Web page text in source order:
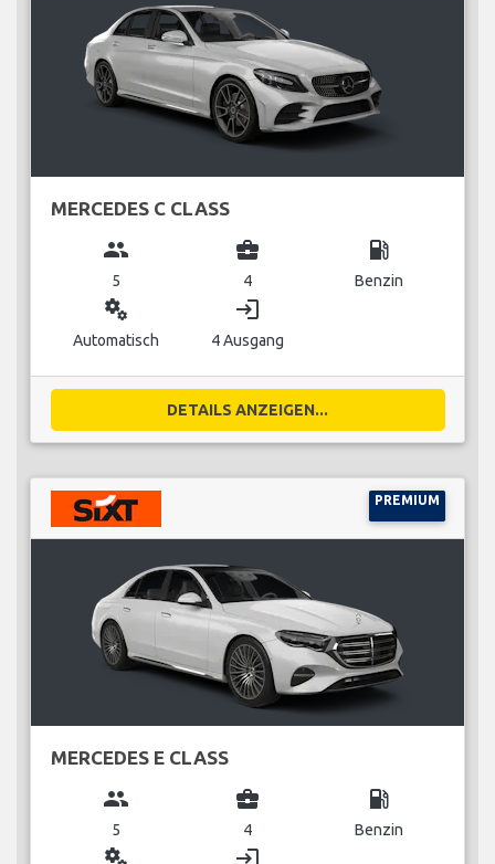
MERCEDES C CLASS
group
5
business_center
4
local_gas_station
Benzin
miscellaneous_services
Automatisch
login
4 Ausgang
DETAILS ANZEIGEN...
PREMIUM
MERCEDES E CLASS
group
5
business_center
4
local_gas_station
Benzin
miscellaneous_services login